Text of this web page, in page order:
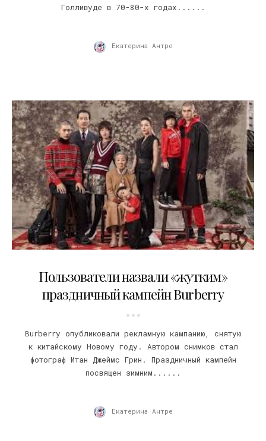
Голливуде в 70-80-х годах......
Екатерина Антре
Пользователи назвали «жутким»
праздничный кампейн Burberry
Burberry опубликовали рекламную кампанию, снятую
к китайскому Новому году. Автором снимков стал
фотограф Итан Джеймс Грин. Праздничный кампейн
посвящен зимним......
Екатерина Антре